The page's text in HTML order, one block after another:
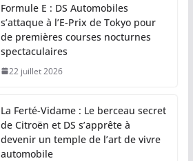
Formule E : DS Automobiles
s’attaque à l’E-Prix de Tokyo pour
de premières courses nocturnes
spectaculaires
22 juillet 2026
La Ferté-Vidame : Le berceau secret
de Citroën et DS s’apprête à
devenir un temple de l’art de vivre
automobile